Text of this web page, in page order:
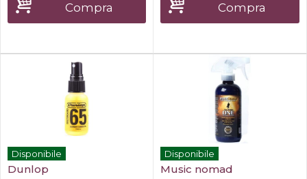
Compra Compra
Disponibile
Dunlop
Disponibile
Music nomad